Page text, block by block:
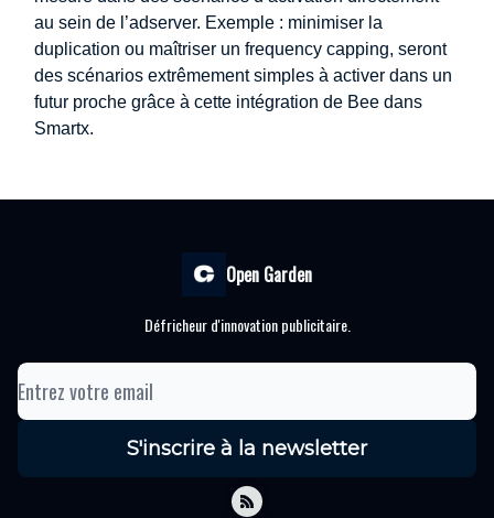
au sein de l’adserver. Exemple : minimiser la
duplication ou maîtriser un frequency capping, seront
des scénarios extrêmement simples à activer dans un
futur proche grâce à cette intégration de Bee dans
Smartx.
Open Garden
Défricheur d'innovation publicitaire.